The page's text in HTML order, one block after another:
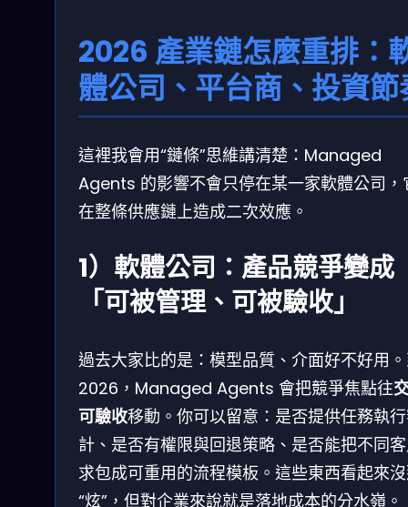
2026 產業鏈怎麼重排：
體公司、平台商、投資節
這裡我會用“鏈條”思維講清楚：Managed
Agents 的影響不會只停在某一家軟體公司，
在整條供應鏈上造成二次效應。
1）軟體公司：產品競爭變成
「可被管理、可被驗收」
過去大家比的是：模型品質、介面好不好用
2026，Managed Agents 會把競爭焦點往
可驗收移動。你可以留意：是否提供任務執
計、是否有權限與回退策略、是否能把不同
求包成可重用的流程模板。這些東西看起來
“炫”，但對企業來說就是落地成本的分水嶺。